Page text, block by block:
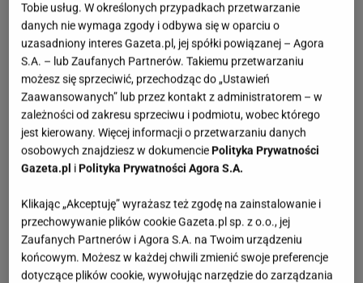
Tobie usług. W określonych przypadkach przetwarzanie
danych nie wymaga zgody i odbywa się w oparciu o
uzasadniony interes Gazeta.pl, jej spółki powiązanej – Agora
S.A. – lub Zaufanych Partnerów. Takiemu przetwarzaniu
możesz się sprzeciwić, przechodząc do „Ustawień
Zaawansowanych” lub przez kontakt z administratorem – w
zależności od zakresu sprzeciwu i podmiotu, wobec którego
jest kierowany. Więcej informacji o przetwarzaniu danych
osobowych znajdziesz w dokumenciePolityka Prywatności
Gazeta.pl iPolityka Prywatności Agora S.A.
Klikając „Akceptuję” wyrażasz też zgodę na zainstalowanie i
przechowywanie plików cookie Gazeta.pl sp. z o.o., jej
Zaufanych Partnerów i Agora S.A. na Twoim urządzeniu
końcowym. Możesz w każdej chwili zmienić swoje preferencje
dotyczące plików cookie, wywołując narzędzie do zarządzania